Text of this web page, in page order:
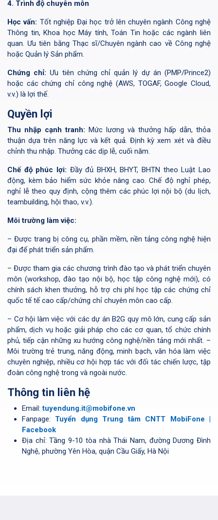
4. Trình độ chuyên môn
Học vấn: Tốt nghiệp Đại học trở lên chuyên ngành Công nghệ
Thông tin, Khoa học Máy tính, Toán Tin hoặc các ngành liên
quan. Ưu tiên bằng Thạc sĩ/Chuyên ngành cao về Công nghệ
hoặc Quản lý Sản phẩm.
Chứng chỉ: Ưu tiên chứng chỉ quản lý dự án (PMP/Prince2)
hoặc các chứng chỉ công nghệ (AWS, TOGAF, Google Cloud,
v.v.) là lợi thế.
Quyền lợi
Thu nhập cạnh tranh: Mức lương và thưởng hấp dẫn, thỏa
thuận dựa trên năng lực và kết quả. Định kỳ xem xét và điều
chỉnh thu nhập. Thưởng các dịp lễ, cuối năm.
Chế độ phúc lợi: Đầy đủ BHXH, BHYT, BHTN theo Luật Lao
động, kèm bảo hiểm sức khỏe nâng cao. Chế độ nghỉ phép,
nghỉ lễ theo quy định, cộng thêm các phúc lợi nội bộ (du lịch,
teambuilding, hội thao, v.v.).
Môi trường làm việc:
– Được trang bị công cụ, phần mềm, nền tảng công nghệ hiện
đại để phát triển sản phẩm.
– Được tham gia các chương trình đào tạo và phát triển chuyên
môn (workshop, đào tạo nội bộ, học tập công nghệ mới), có
chính sách khen thưởng, hỗ trợ chi phí học tập các chứng chỉ
quốc tế tế cao cấp/chứng chỉ chuyên môn cao cấp.
– Cơ hội làm việc với các dự án B2G quy mô lớn, cung cấp sản
phẩm, dịch vụ hoặc giải pháp cho các cơ quan, tổ chức chính
phủ, tiếp cận những xu hướng công nghệ/nền tảng mới nhất. –
Môi trường trẻ trung, năng động, minh bạch, văn hóa làm việc
chuyên nghiệp, nhiều cơ hội hợp tác với đối tác chiến lược, tập
đoàn công nghệ trong và ngoài nước.
Thông tin liên hệ
Email:tuyendung.it@mobifone.vn
Fanpage: Tuyển dụng Trung tâm CNTT MobiFone |
Facebook
Địa chỉ: Tầng 9-10 tòa nhà Thái Nam, đường Dương Đình
Nghệ, phường Yên Hòa, quận Cầu Giấy, Hà Nội